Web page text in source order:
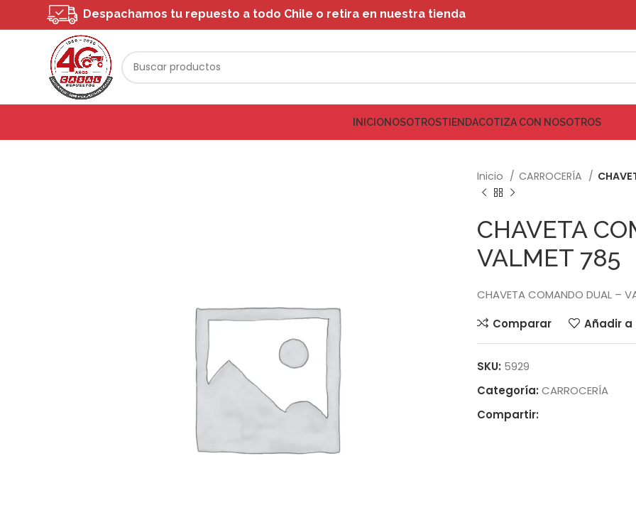
Despachamos tu repuesto a todo Chile o retira en nuestra tienda
INICIONOSOTROSTIENDACOTIZA CON NOSOTROS
Inicio CARROCERÍA
CHAVETA
VALMET 785
CHAVETA COMANDO DUAL –
Comparar
Añadir
SKU: 5929
Categoría: CARROCERÍA
Compartir: